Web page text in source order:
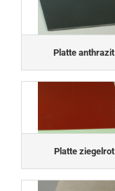
Platte anthrazit
Platte ziegelrot